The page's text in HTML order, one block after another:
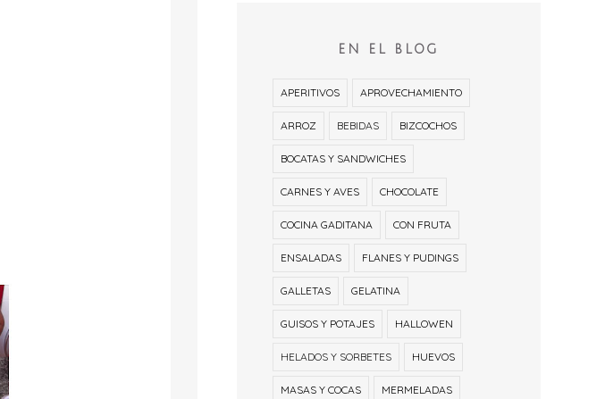
EN EL BLOG
APERITIVOS APROVECHAMIENTO
ARROZ BEBIDAS BIZCOCHOS
BOCATAS Y SANDWICHES
CARNES Y AVES CHOCOLATE
COCINA GADITANA CON FRUTA
ENSALADAS FLANES Y PUDINGS
GALLETAS GELATINA
GUISOS Y POTAJES HALLOWEN
HELADOS Y SORBETES HUEVOS
MASAS Y COCAS MERMELADAS